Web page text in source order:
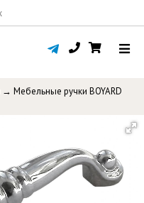
→ Мебельные ручки BOYARD